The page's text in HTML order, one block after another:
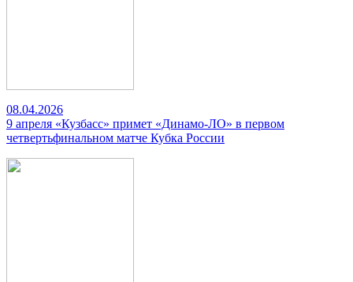
08.04.2026
9 апреля «Кузбасс» примет «Динамо-ЛО» в первом
четвертьфинальном матче Кубка России